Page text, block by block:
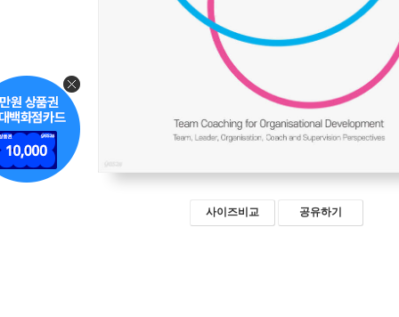
사이즈비교 공유하기